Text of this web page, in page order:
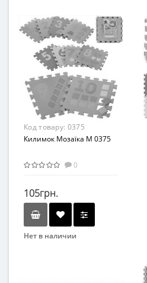
Вид
Коврик
Возраст
От 12 мес
Возрастная группа
От 1 года
Материал
ПВХ
Код товару: 0375
Килимок Мозаїка M 0375
0
105грн.
Нет в наличии